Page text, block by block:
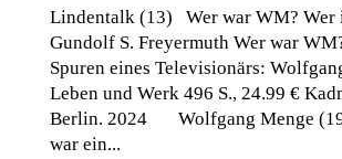
Lindentalk (13) Wer war WM?
Gundolf S. Freyermuth Wer war
Spuren eines Televisionärs:
Leben und Werk 496 S., 24.99 €
Berlin. 2024 Wolfgang Menge
war ein...